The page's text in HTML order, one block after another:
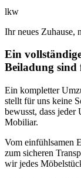
lkw
Ihr neues Zuhause,
Ein
Beiladung
Ein kompletter
stellt für uns keine
bewusst, dass
Mobiliar.
Vom einfühlsamen
zum sicheren
wir jedes